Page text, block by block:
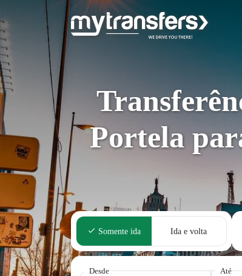
Portela
Somente ida Ida e volta
Desde Até